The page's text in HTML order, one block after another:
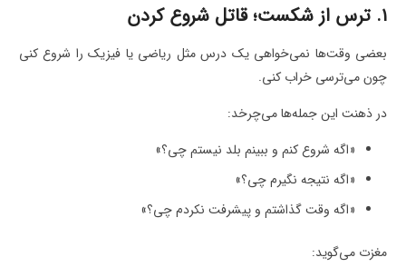
۱. ترس از شکست؛ قاتل شروع کردن
بعضی وقت‌ها نمی‌خواهی یک درس مثل ریاضی یا فیزیک را شروع کنی
چون می‌ترسی خراب کنی.
در ذهنت این جمله‌ها می‌چرخد:
«اگه شروع کنم و ببینم بلد نیستم چی؟»
«اگه نتیجه نگیرم چی؟»
«اگه وقت گذاشتم و پیشرفت نکردم چی؟»
مغزت می‌گوید: